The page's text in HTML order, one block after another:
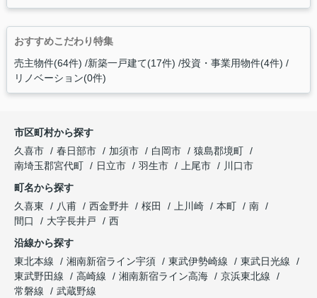
おすすめこだわり特集
売主物件(64件) 新築一戸建て(17件) 投資・事業用物件(4件)
リノベーション(0件)
市区町村から探す
久喜市
春日部市 加須市 白岡市
猿島郡境町
南埼玉郡宮代町
日立市 羽生市 上尾市
川口市
町名から探す
久喜東
八甫 西金野井 桜田 上川崎 本町
南
間口
大字長井戸
西
沿線から探す
東北本線
湘南新宿ライン宇須 東武伊勢崎線
東武日光線
東武野田線
高崎線 湘南新宿ライン高海
京浜東北線
常磐線
武蔵野線